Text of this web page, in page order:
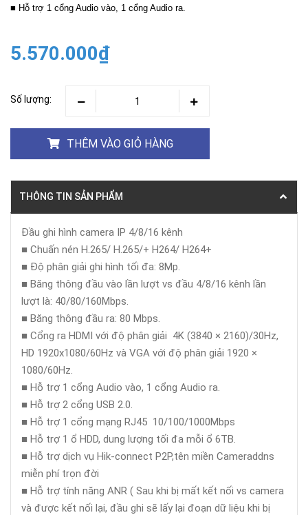
■ Hỗ trợ 1 cổng Audio vào, 1 cổng Audio ra.
5.570.000₫
Số lượng:
THÊM VÀO GIỎ HÀNG
THÔNG TIN SẢN PHẨM
Đầu ghi hình camera IP 4/8/16 kênh
■ Chuấn nén H.265/ H.265/+ H264/ H264+
■ Độ phân giải ghi hình tối đa: 8Mp.
■ Băng thông đầu vào lần lượt vs đầu 4/8/16 kênh lần
lượt là: 40/80/160Mbps.
■ Băng thông đầu ra: 80 Mbps.
■ Cổng ra HDMI với độ phân giải 4K (3840 × 2160)/30Hz,
HD 1920x1080/60Hz và VGA với độ phân giải 1920 ×
1080/60Hz.
■ Hỗ trợ 1 cổng Audio vào, 1 cổng Audio ra.
■ Hỗ trợ 2 cổng USB 2.0.
■ Hỗ trợ 1 cổng mạng RJ45 10/100/1000Mbps
■ Hỗ trợ 1 ổ HDD, dung lượng tối đa mỗi ổ 6TB.
■ Hỗ trợ dịch vụ Hik-connect P2P,tên miền Cameraddns
miễn phí trọn đời
■ Hỗ trợ tính năng ANR ( Sau khi bị mất kết nối vs camera
và được kết nối lại, đầu ghi sẽ lấy lại đoạn dữ liệu khi bị